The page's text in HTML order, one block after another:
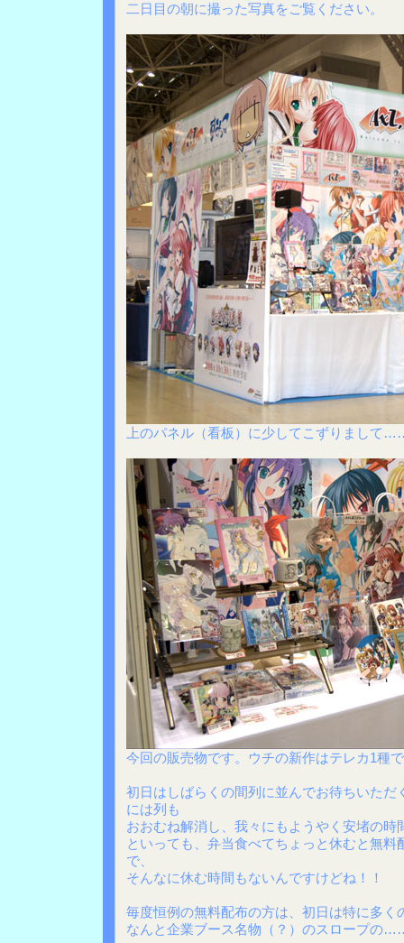
二日目の朝に撮った写真をご覧ください。
上のパネル（看板）に少してこずりまして
今回の販売物です。ウチの新作はテレカ1種
初日はしばらくの間列に並んでお待ちいただ
には列も
おおむね解消し、我々にもようやく安堵の時
といっても、弁当食べてちょっと休むと無
で、
そんなに休む時間もないんですけどね！！
毎度恒例の無料配布の方は、初日は特に多く
なんと企業ブース名物（？）のスロープの